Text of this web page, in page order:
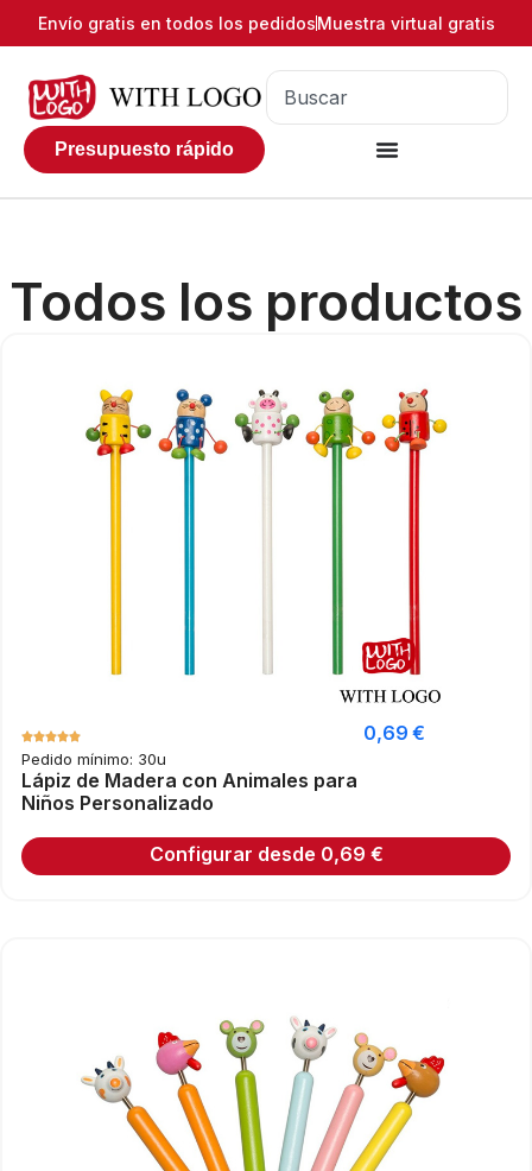
Envío gratis en todos los pedidosMuestra virtual gratis
Presupuesto rápido
Todos los productos
Pedido mínimo: 30u
Lápiz de Madera con Animales para
Niños Personalizado
0,69€
Configurar desde 0,69 €